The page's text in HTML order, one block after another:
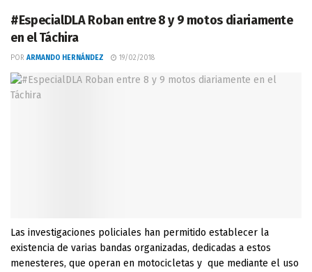
#EspecialDLA Roban entre 8 y 9 motos diariamente
en el Táchira
POR ARMANDO HERNÁNDEZ 19/02/2018
Las investigaciones policiales han permitido establecer la
existencia de varias bandas organizadas, dedicadas a estos
menesteres, que operan en motocicletas y que mediante el uso